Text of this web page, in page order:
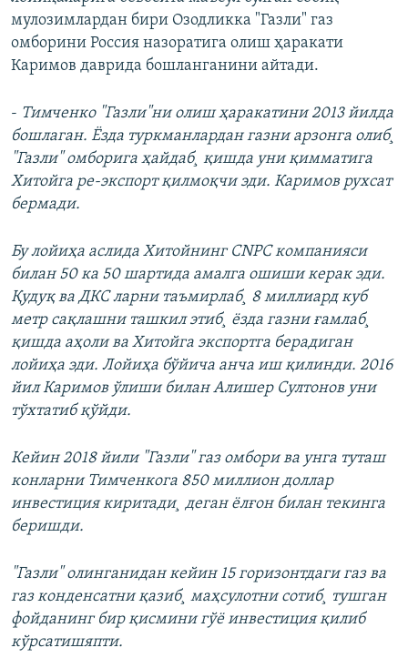
мулозимлардан бири Озодликка "Газли" газ
омборини Россия назоратига олиш ҳаракати
Каримов даврида бошланганини айтади.
- Тимченко "Газли"ни олиш ҳаракатини 2013 йилда
бошлаган. Ëзда туркманлардан газни арзонга олиб¸
"Газли" омборига ҳайдаб¸ қишда уни қимматига
Хитойга ре-экспорт қилмоқчи эди. Каримов рухсат
бермади.
Бу лойиҳа аслида Хитойнинг CNPC компанияси
билан 50 ка 50 шартида амалга ошиши керак эди.
Қудуқ ва ДКС ларни таъмирлаб¸ 8 миллиард куб
метр сақлашни ташкил этиб¸ ëзда газни ғамлаб¸
қишда аҳоли ва Хитойга экспортга берадиган
лойиҳа эди. Лойиҳа бўйича анча иш қилинди. 2016
йил Каримов ўлиши билан Алишер Султонов уни
тўхтатиб қўйди.
Кейин 2018 йили "Газли" газ омбори ва унга туташ
конларни Тимченкога 850 миллион доллар
инвестиция киритади¸ деган ëлғон билан текинга
беришди.
"Газли" олинганидан кейин 15 горизонтдаги газ ва
газ конденсатни қазиб¸ маҳсулотни сотиб¸ тушган
фойданинг бир қисмини гўë инвестиция қилиб
кўрсатишяпти.